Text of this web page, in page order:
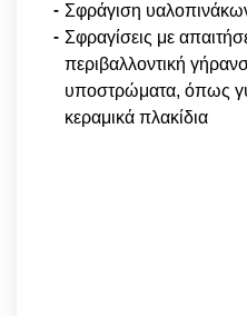
Σφράγιση
Σφραγίσεις με
περιβαλλοντική
υποστρώματα, όπως
κεραμικά πλακίδια